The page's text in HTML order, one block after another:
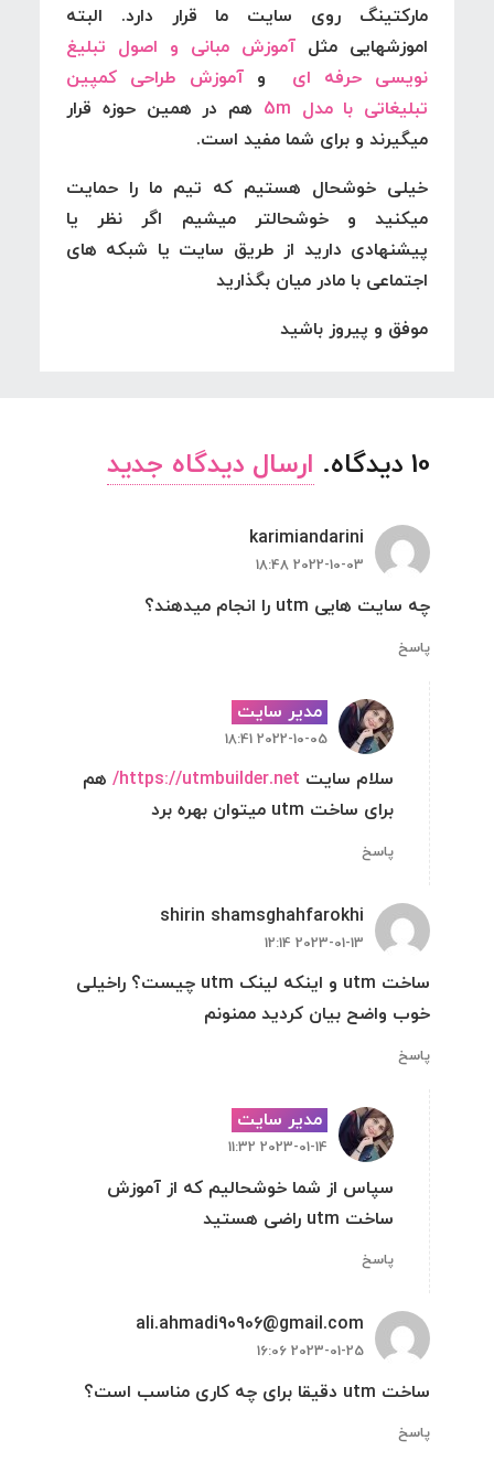
مارکتینگ روی سایت ما قرار دارد. البته
اموزشهایی مثل آموزش مبانی و اصول تبلیغ
نویسی حرفه ای
و آموزش طراحی کمپین
تبلیغاتی با مدل 5m
هم در همین حوزه قرار
میگیرند و برای شما مفید است.
خیلی خوشحال هستیم که تیم ما را حمایت
میکنید و خوشحالتر میشیم اگر نظر یا
پیشنهادی دارید از طریق سایت یا شبکه های
اجتماعی با مادر میان بگذارید
موفق و پیروز باشید
10 دیدگاه. ارسال دیدگاه جدید
karimiandarini
2022-10-03 18:48
چه سایت هایی utm را انجام میدهند؟
پاسخ
مدیر سایت
2022-10-05 18:41
سلام سایت https://utmbuilder.net/ هم
برای ساخت utm میتوان بهره برد
پاسخ
shirin shamsghahfarokhi
2023-01-13 12:14
ساخت utm و اینکه لینک utm چیست؟ راخیلی
خوب واضح بیان کردید ممنونم
پاسخ
مدیر سایت
2023-01-14 11:32
سپاس از شما خوشحالیم که از آموزش
ساخت utm راضی هستید
پاسخ
ali.ahmadi90906@gmail.com
2023-01-25 16:06
ساخت utm دقیقا برای چه کاری مناسب است؟
پاسخ